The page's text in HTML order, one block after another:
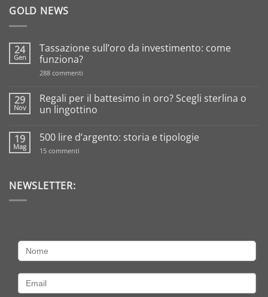
GOLD NEWS
24
Gen
Tassazione sull’oro da investimento: come
funziona?
288 commenti
da
investimento:
come
29
Nov
Regali per il battesimo in oro? Scegli sterlina o
un lingottino
su
per
oro?
Scegli
19
Mag
500 lire d’argento: storia e tipologie
15 commenti
NEWSLETTER: